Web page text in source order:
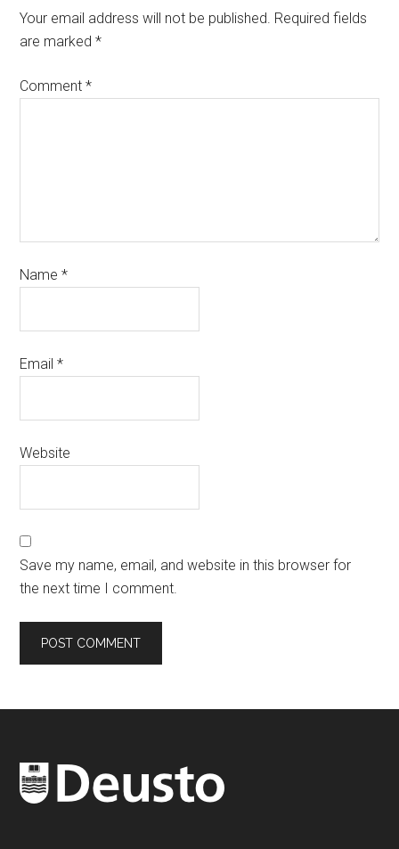
Your email address will not be published. Required fields
are marked*
Comment*
Name*
Email*
Website
Save my name, email, and website in this browser for
the next time I comment.